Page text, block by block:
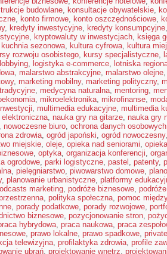
budowlane, konsultacje obywatelskie,
, konto firmowe, konto oszczędnościowe,
, kredyty inwestycyjne, kredyty konsumpcyjne
, kryptowaluty w inwestycjach, księga
kuchnia sezonowa, kultura cyfrowa, kultura
rozwoju osobistego, kursy specjalistyczne,
lobbying, logistyka e-commerce, lotniska
, malarstwo abstrakcyjne, malarstwo olejne
, marketing mobilny, marketing polityczny,
, medycyna naturalna, mentoring,
, mikroelektronika, mikrofinanse,
, multimedia edukacyjne, multimedia
, nauka gry na gitarze, nauka gry
, nowoczesne biuro, ochrona danych osobowych
zdrowia, ogród japoński, ogród nowoczesny
miejskie, oleje, opieka nad seniorami,
, optyka, organizacja konferencji,
ogrodowe, parki logistyczne, pastel , patenty,
, pielęgniarstwo, piwowarstwo domowe,
, planowanie urbanistyczne, platformy
marketing, podróże biznesowe,
, polityka społeczna, pomoc
, porady podatkowe, porady rozwojowe,
biznesowe, pozycjonowanie stron,
hybrydowa, praca naukowa, praca
, prawo lokalne, prawo spadkowe,
telewizyjna, profilaktyka zdrowia, profile
ubrań, projektowanie wnętrz,